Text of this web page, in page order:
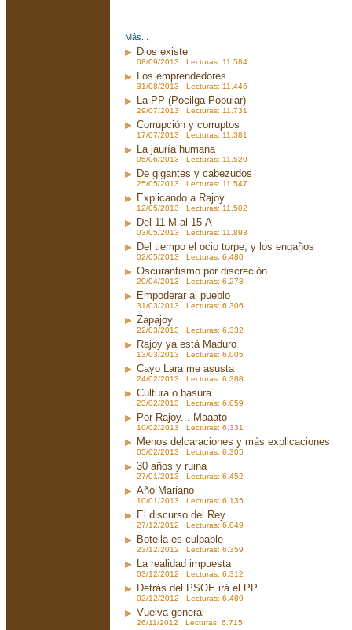
Más...
Dios existe
08/09/2013 Lecturas: 11.584
Los emprendedores
31/08/2013 Lecturas: 11.446
La PP (Pocilga Popular)
29/07/2013 Lecturas: 11.731
Corrupción y corruptos
17/07/2013 Lecturas: 11.381
La jauría humana
05/06/2013 Lecturas: 11.520
De gigantes y cabezudos
25/05/2013 Lecturas: 11.547
Explicando a Rajoy
12/05/2013 Lecturas: 11.502
Del 11-M al 15-A
03/05/2013 Lecturas: 11.893
Del tiempo el ocio torpe, y los engaños
02/05/2013 Lecturas: 6.480
Oscurantismo por discreción
20/04/2013 Lecturas: 6.278
Empoderar al pueblo
31/03/2013 Lecturas: 6.306
Zapajoy
22/03/2013 Lecturas: 6.332
Rajoy ya está Maduro
13/03/2013 Lecturas: 6.005
Cayo Lara me asusta
24/02/2013 Lecturas: 6.388
Cultura o basura
23/02/2013 Lecturas: 6.059
Por Rajoy... Maaato
10/02/2013 Lecturas: 6.331
Menos delcaraciones y más explicaciones
05/02/2013 Lecturas: 6.305
30 años y ruina
27/01/2013 Lecturas: 6.452
Año Mariano
10/01/2013 Lecturas: 6.135
El discurso del Rey
27/12/2012 Lecturas: 6.049
Botella es culpable
23/12/2012 Lecturas: 6.359
La realidad impuesta
03/12/2012 Lecturas: 6.312
Detrás del PSOE irá el PP
02/12/2012 Lecturas: 6.489
Vuelva general
26/11/2012 Lecturas: 6.715